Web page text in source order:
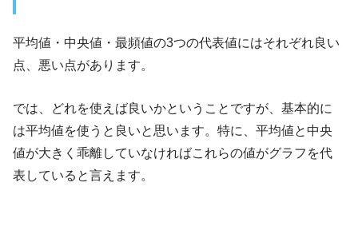
平均値・中央値・最頻値の3つの代表値にはそれぞれ良い
点、悪い点があります。
では、どれを使えば良いかということですが、基本的に
は平均値を使うと良いと思います。特に、平均値と中央
値が大きく乖離していなければこれらの値がグラフを代
表していると言えます。